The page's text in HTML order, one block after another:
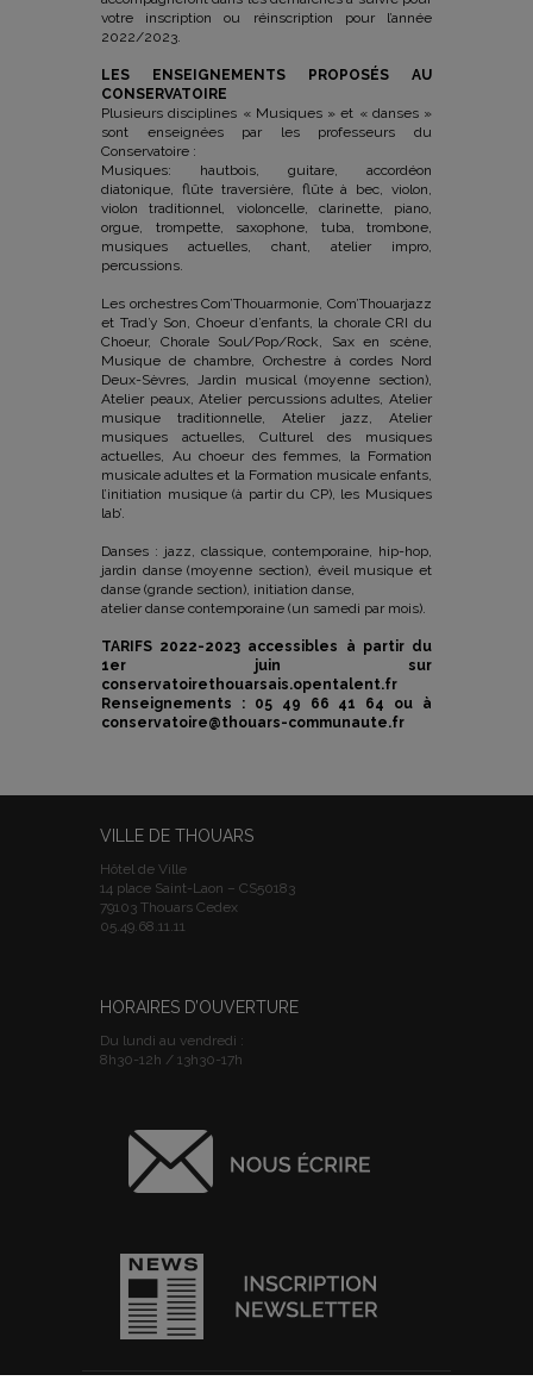
votre inscription ou réinscription pour l’année
2022/2023.
LES ENSEIGNEMENTS PROPOSÉS AU
CONSERVATOIRE
Plusieurs disciplines « Musiques » et « danses »
sont enseignées par les professeurs du
Conservatoire :
Musiques: hautbois, guitare, accordéon
diatonique, flûte traversière, flûte à bec, violon,
violon traditionnel, violoncelle, clarinette, piano,
orgue, trompette, saxophone, tuba, trombone,
musiques actuelles, chant, atelier impro,
percussions.
Les orchestres Com’Thouarmonie, Com’Thouarjazz
et Trad’y Son, Choeur d’enfants, la chorale CRI du
Choeur, Chorale Soul/Pop/Rock, Sax en scène,
Musique de chambre, Orchestre à cordes Nord
Deux-Sèvres, Jardin musical (moyenne section),
Atelier peaux, Atelier percussions adultes, Atelier
musique traditionnelle, Atelier jazz, Atelier
musiques actuelles, Culturel des musiques
actuelles, Au choeur des femmes, la Formation
musicale adultes et la Formation musicale enfants,
l’initiation musique (à partir du CP), les Musiques
lab’.
Danses : jazz, classique, contemporaine, hip-hop,
jardin danse (moyenne section), éveil musique et
danse (grande section), initiation danse,
atelier danse contemporaine (un samedi par mois).
TARIFS 2022-2023 accessibles à partir du
1er juin sur
conservatoirethouarsais.opentalent.fr
Renseignements : 05 49 66 41 64 ou à
conservatoire@thouars-communaute.fr
VILLE DE THOUARS
Hôtel de Ville
14 place Saint-Laon – CS50183
79103 Thouars Cedex
05.49.68.11.11
HORAIRES D’OUVERTURE
Du lundi au vendredi :
8h30-12h / 13h30-17h